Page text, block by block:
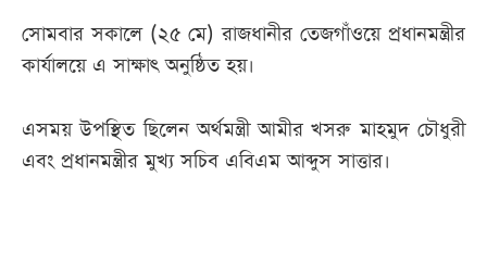
সোমবার সকালে (২৫ মে) রাজধানীর তেজগাঁওয়ে প্রধানমন্ত্রীর
কার্যালয়ে এ সাক্ষাৎ অনুষ্ঠিত হয়।
এসময় উপস্থিত ছিলেন অর্থমন্ত্রী আমীর খসরু মাহমুদ চৌধুরী
এবং প্রধানমন্ত্রীর মুখ্য সচিব এবিএম আব্দুস সাত্তার।